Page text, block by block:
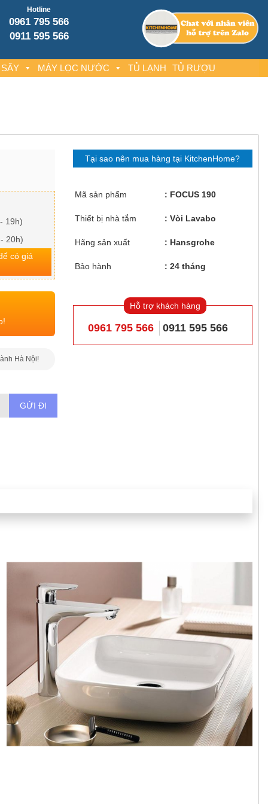
Hotline
0961 795 566
0911 595 566
MÁY LỌC NƯỚC TỦ LẠNH TỦ RƯỢU
19h)
20h)
có giá
Hà Nội!
Tại sao nên mua hàng tại KitchenHome?
Mã sản phẩm FOCUS 190
Thiết bị nhà tắm Vòi Lavabo
Hãng sản xuất Hansgrohe
Bảo hành 24 tháng
Hỗ trợ khách hàng
0961 795 566 0911 595 566